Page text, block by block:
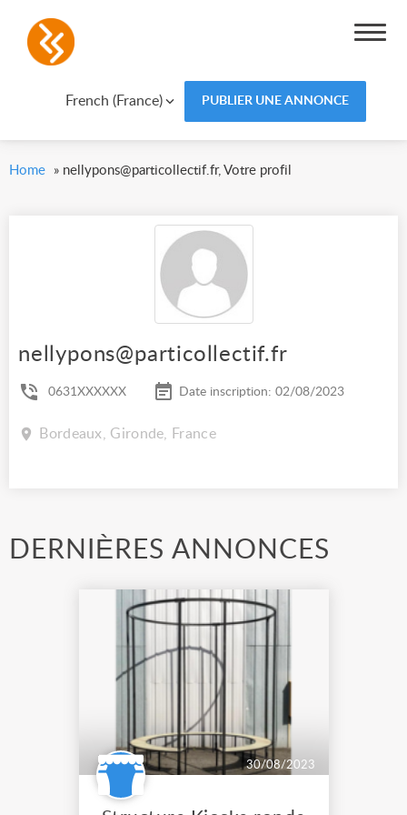
French (France) PUBLIER UNE ANNONCE
Home » nellypons@particollectif.fr, Votre profil
nellypons@particollectif.fr
0631XXXXXX Date inscription: 02/08/2023
Bordeaux, Gironde, France
DERNIÈRES ANNONCES
30/08/2023